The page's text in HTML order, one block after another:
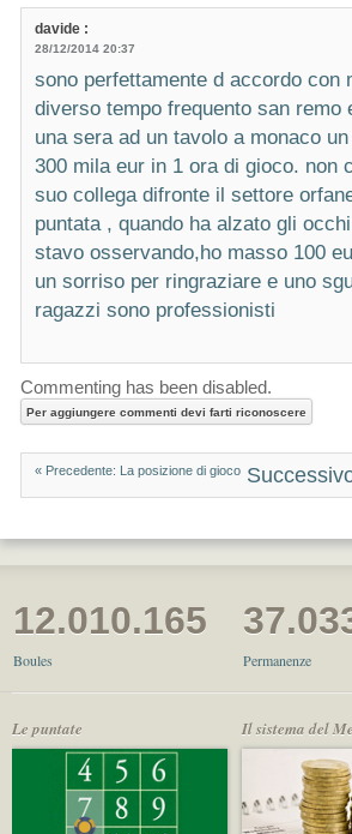
davide :
28/12/2014 20:37
sono perfettamente d accordo con
diverso tempo frequento san
una sera ad un tavolo a monaco
300 mila eur in 1 ora di gioco. non
suo collega difronte il settore
puntata , quando ha alzato gli
stavo osservando,ho masso 100
un sorriso per ringraziare e uno
ragazzi sono professionisti
Commenting has been disabled.
« Precedente: La posizione di gioco
12.010.165
Boules Permanenze
Le puntate Il sistema del